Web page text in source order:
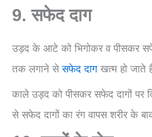
9. सफेद दाग
उड़द के आटे को भिगोकर व पीसकर
तक लगाने सेसफेद दाग खत्म हो जाते
काले उड़द को पीसकर सफेद दागों पर
से सफेद दागों का रंग वापस शरीर के